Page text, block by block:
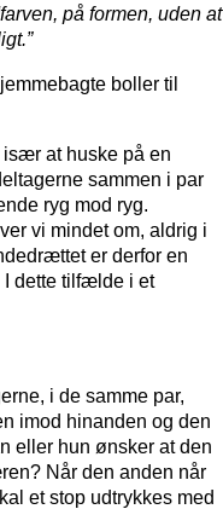
på formen, uden at
boller til
især at huske på en
sammen i par
ryg mod ryg.
vi mindet om, aldrig i
er derfor en
I dette tilfælde i et
i de samme par,
imod hinanden og den
eller hun ønsker at den
Når den anden når
et stop udtrykkes med